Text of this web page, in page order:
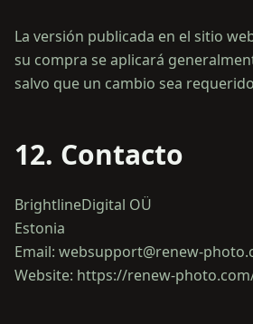
La versión publicada en el sitio
su compra se aplicará
12. Contacto
BrightlineDigital OÜ
Estonia
Email: websupport@renew-